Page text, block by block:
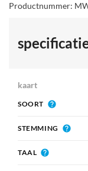
Productnummer:
kaart
SOORT
STEMMING
TAAL